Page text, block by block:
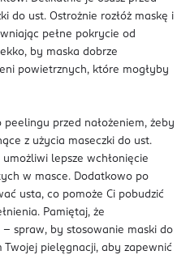
do ust. Ostrożnie rozłóż maskę i
pełne pokrycie od
by maska dobrze
powietrznych, które mogłyby
przed nałożeniem, żeby
z użycia maseczki do ust.
umożliwi lepsze wchłonięcie
w masce. Dodatkowo po
usta, co pomoże Ci pobudzić
Pamiętaj, że
spraw, by stosowanie maski do
Twojej pielęgnacji, aby zapewnić